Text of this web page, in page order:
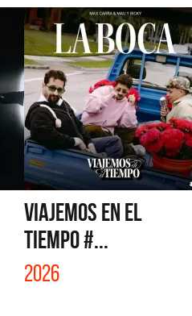
VIAJEMOS EN EL
TIEMPO #...
2026